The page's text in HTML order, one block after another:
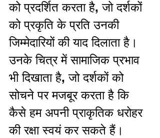
को प्रदर्शित करता है, जो दर्शकों
को प्रकृति के प्रति उनकी
जिम्मेदारियों की याद दिलाता है।
उनके चित्र में सामाजिक प्रभाव
भी दिखाता है, जो दर्शकों को
सोचने पर मजबूर करता है कि
कैसे हम अपनी प्राकृतिक धरोहर
की रक्षा स्वयं कर सकते हैं।